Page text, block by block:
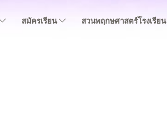
สมัครเรียน สวนพฤกษศาสตร์โรงเรียน